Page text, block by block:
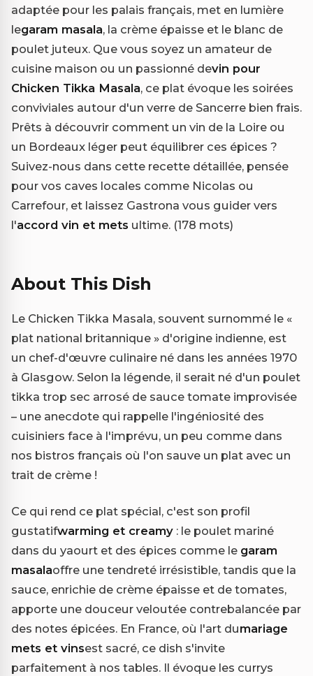
adaptée pour les palais français, met en lumière
legaram masala, la crème épaisse et le blanc de
poulet juteux. Que vous soyez un amateur de
cuisine maison ou un passionné devin pour
Chicken Tikka Masala, ce plat évoque les soirées
conviviales autour d'un verre de Sancerre bien frais.
Prêts à découvrir comment un vin de la Loire ou
un Bordeaux léger peut équilibrer ces épices ?
Suivez-nous dans cette recette détaillée, pensée
pour vos caves locales comme Nicolas ou
Carrefour, et laissez Gastrona vous guider vers
l'accord vin et mets ultime. (178 mots)
About This Dish
Le Chicken Tikka Masala, souvent surnommé le «
plat national britannique » d'origine indienne, est
un chef-d'œuvre culinaire né dans les années 1970
à Glasgow. Selon la légende, il serait né d'un poulet
tikka trop sec arrosé de sauce tomate improvisée
– une anecdote qui rappelle l'ingéniosité des
cuisiniers face à l'imprévu, un peu comme dans
nos bistros français où l'on sauve un plat avec un
trait de crème !
Ce qui rend ce plat spécial, c'est son profil
gustatifwarming et creamy : le poulet mariné
dans du yaourt et des épices comme le garam
masalaoffre une tendreté irrésistible, tandis que la
sauce, enrichie de crème épaisse et de tomates,
apporte une douceur veloutée contrebalancée par
des notes épicées. En France, où l'art dumariage
mets et vinsest sacré, ce dish s'invite
parfaitement à nos tables. Il évoque les currys